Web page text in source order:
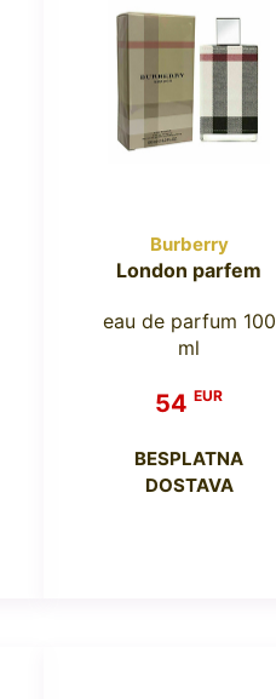
Burberry
London parfem
eau de parfum 100
ml
54 EUR
BESPLATNA
DOSTAVA